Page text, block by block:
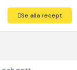
Se alla recept